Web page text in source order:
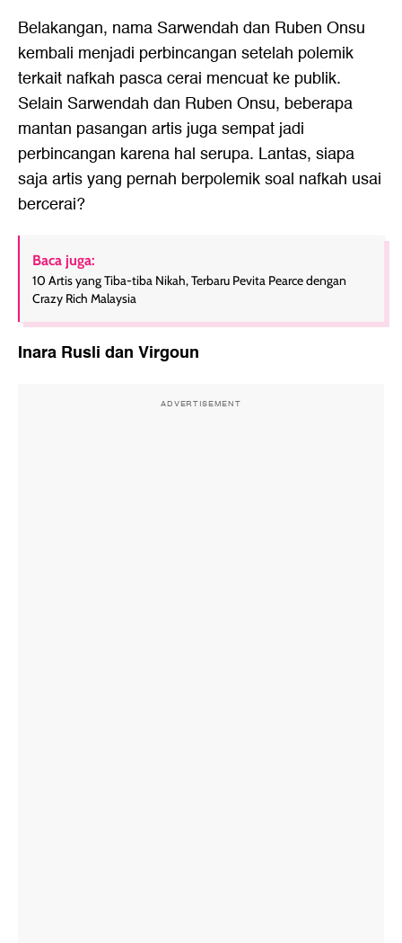
Belakangan, nama Sarwendah dan Ruben Onsu
kembali menjadi perbincangan setelah polemik
terkait nafkah pasca cerai mencuat ke publik.
Selain Sarwendah dan Ruben Onsu, beberapa
mantan pasangan artis juga sempat jadi
perbincangan karena hal serupa. Lantas, siapa
saja artis yang pernah berpolemik soal nafkah usai
bercerai?
Baca juga:
10 Artis yang Tiba-tiba Nikah, Terbaru Pevita Pearce dengan
Crazy Rich Malaysia
Inara Rusli dan Virgoun
ADVERTISEMENT